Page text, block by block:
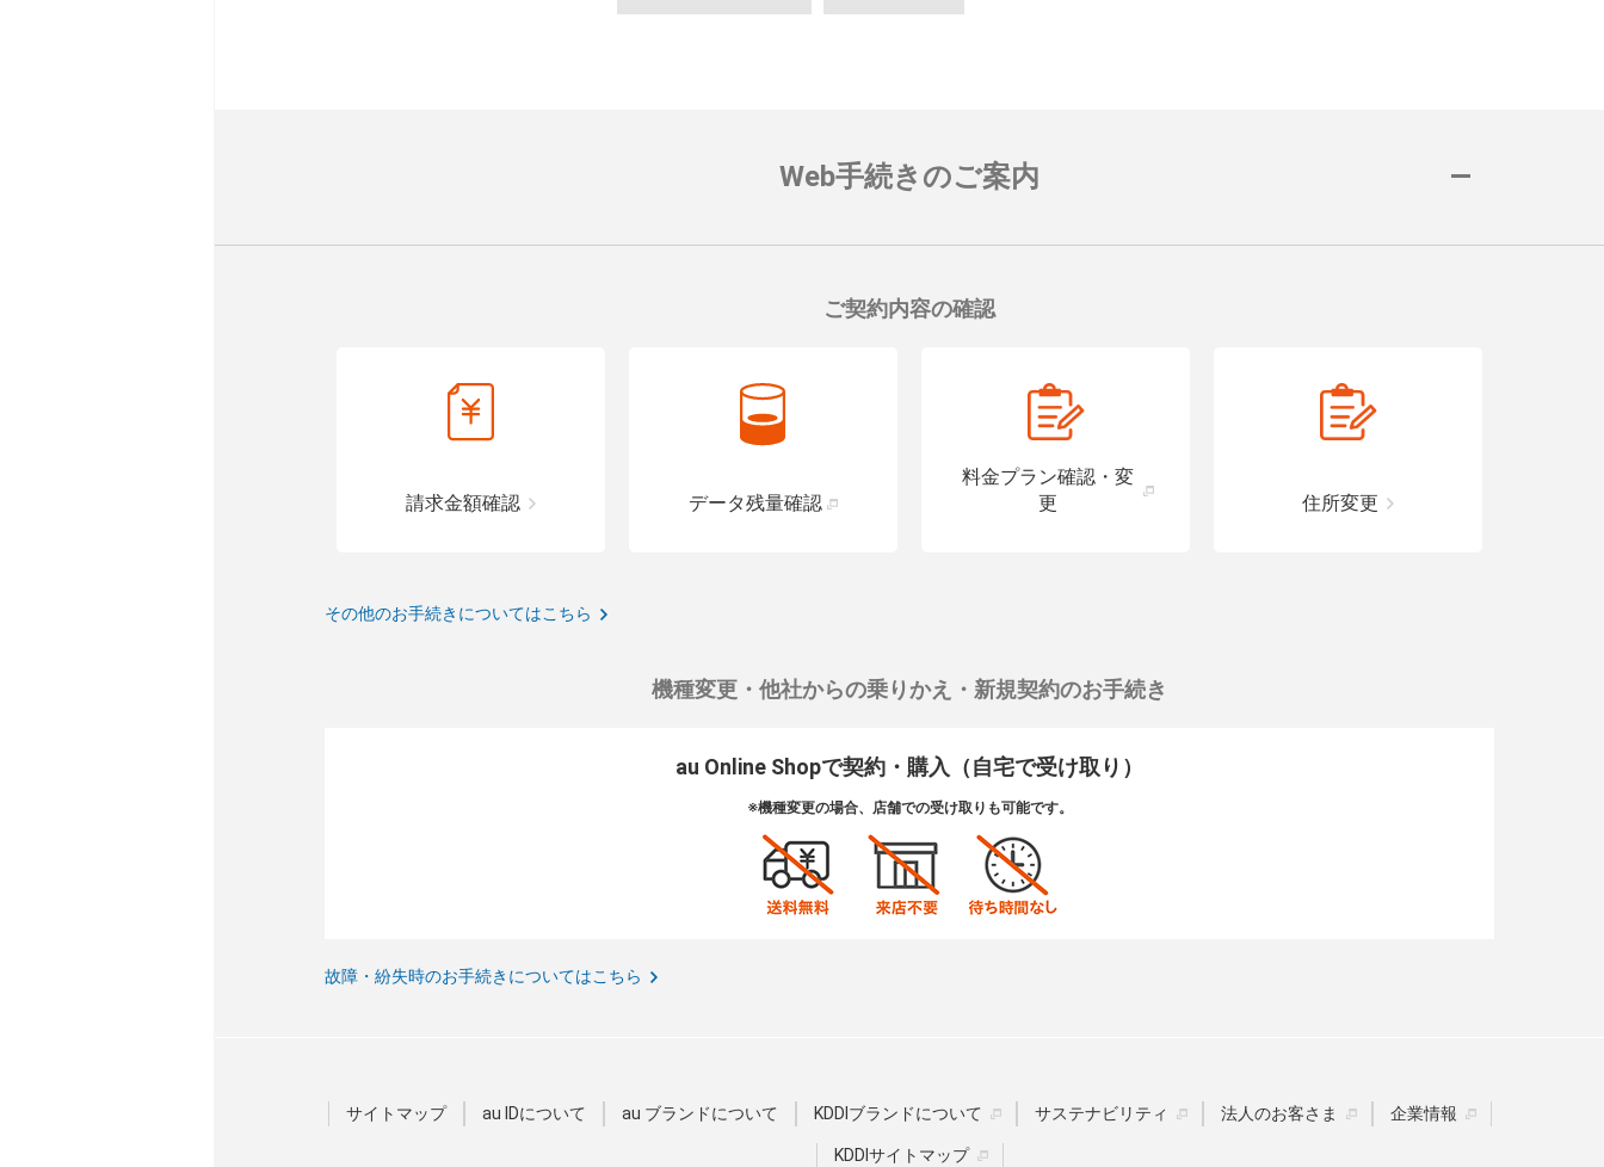
端末が設置されている店舗です。
Web手続きのご案内
ご契約内容の確認
請求金額確認 データ残量確認
料金プラン確認・変
更
住所変更
その他のお手続きについてはこちら
機種変更・他社からの乗りかえ・新規契約のお手続き
au Online Shopで契約・購入（自宅で受け取り）
※機種変更の場合、店舗での受け取りも可能です。
故障・紛失時のお手続きについてはこちら
サイトマップ au IDについて au ブランドについて KDDIブランドについて サステナビリティ 法人のお客さま 企業情報
KDDIサイトマップ